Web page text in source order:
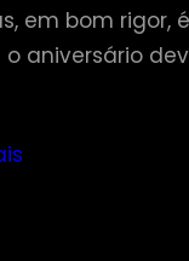
em bom rigor,
o aniversário